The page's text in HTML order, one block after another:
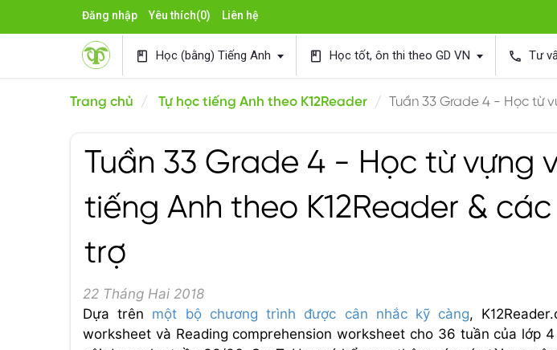
Đăng nhập Yêu thích(0) Liên hệ
book Học (bằng) Tiếng Anh book Học tốt, ôn thi theo GD VN phone Tư
Trang chủ Tự học tiếng Anh theo K12Reader Tuần 33 Grade 4 - Học từ
Tuần 33 Grade 4 - Học từ vựng
tiếng Anh theo K12Reader &
trợ
22 Tháng Hai 2018
Dựa trên một bộ chương trình được cân nhắc kỹ càng,
worksheet và Reading comprehension worksheet cho 36 tuần của lớp